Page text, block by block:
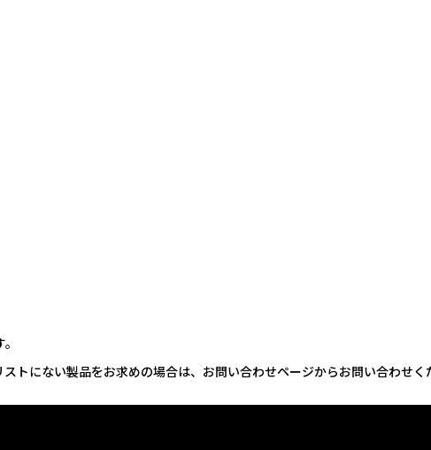
トにない製品をお求めの場合は、お問い合わせページからお問い合わせく